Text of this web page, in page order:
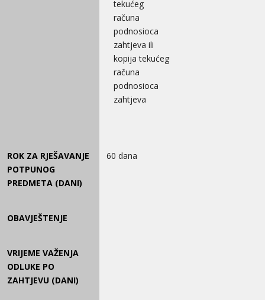
tekućeg
računa
podnosioca
zahtjeva ili
kopija tekućeg
računa
podnosioca
zahtjeva
ROK ZA RJEŠAVANJE
POTPUNOG
PREDMETA (DANI)
60 dana
OBAVJEŠTENJE
VRIJEME VAŽENJA
ODLUKE PO
ZAHTJEVU (DANI)